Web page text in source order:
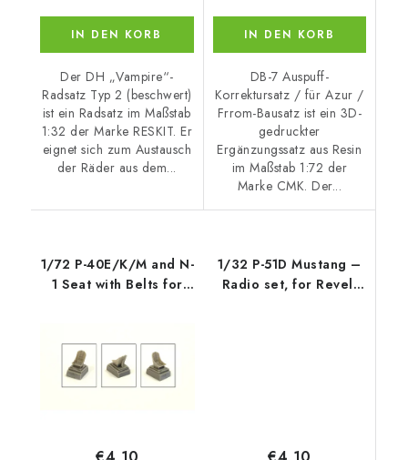
IN DEN KORB
Der DH „Vampire“-
Radsatz Typ 2 (beschwert)
ist ein Radsatz im Maßstab
1:32 der Marke RESKIT. Er
eignet sich zum Austausch
der Räder aus dem...
IN DEN KORB
DB-7 Auspuff-
Korrektursatz / für Azur /
Frrom-Bausatz ist ein 3D-
gedruckter
Ergänzungssatz aus Resin
im Maßstab 1:72 der
Marke CMK. Der...
1/72 P-40E/K/M and N-
1 Seat with Belts for
1/32 P-51D Mustang –
Radio set, for Revell